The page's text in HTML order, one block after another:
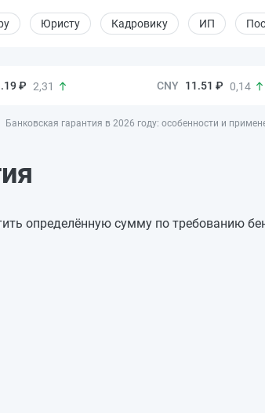
Юристу Кадровику ИП
₽ 2,31 11.51 ₽ 0,14
Банковская гарантия в 2026 году: особенности и
определённую сумму по требованию